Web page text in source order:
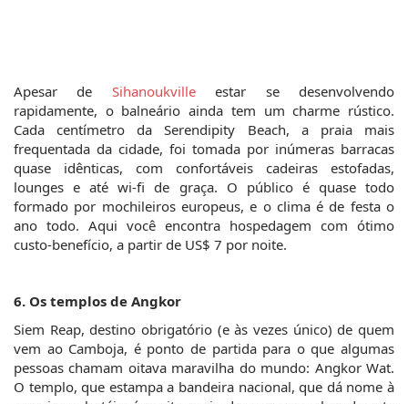
Apesar de Sihanoukville estar se desenvolvendo
rapidamente, o balneário ainda tem um charme rústico.
Cada centímetro da Serendipity Beach, a praia mais
frequentada da cidade, foi tomada por inúmeras barracas
quase idênticas, com confortáveis cadeiras estofadas,
lounges e até wi-fi de graça. O público é quase todo
formado por mochileiros europeus, e o clima é de festa o
ano todo. Aqui você encontra hospedagem com ótimo
custo-benefício, a partir de US$ 7 por noite.
6. Os templos de Angkor
Siem Reap, destino obrigatório (e às vezes único) de quem
vem ao Camboja, é ponto de partida para o que algumas
pessoas chamam oitava maravilha do mundo: Angkor Wat.
O templo, que estampa a bandeira nacional, que dá nome à